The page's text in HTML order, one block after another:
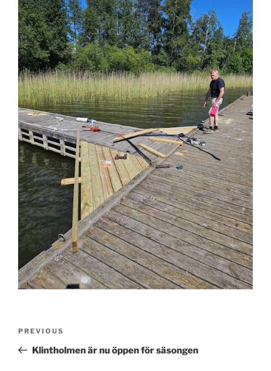
Previous
Post
PREVIOUS
Klintholmen är nu öppen för säsongen